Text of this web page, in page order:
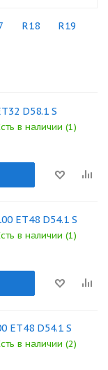
R18 R19
D58.1 S
в наличии (1)
ET48 D54.1 S
в наличии (1)
ET48 D54.1 S
в наличии (2)